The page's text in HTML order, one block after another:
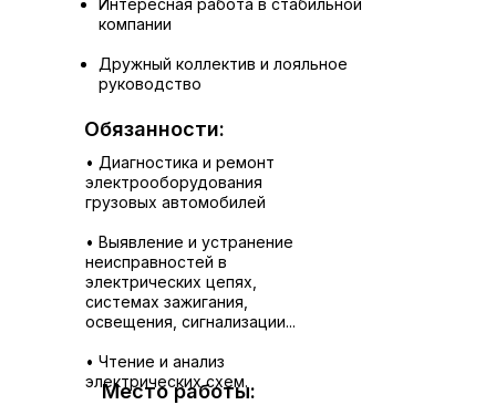
Обязанности:
Место работы:
• Диагностика и ремонт
электрооборудования
грузовых автомобилей
• Выявление и устранение
неисправностей в
электрических цепях,
системах зажигания,
освещения, сигнализации...
• Чтение и анализ
электрических схем.
Интересная работа в стабильной
компании
Дружный коллектив и лояльное
руководство